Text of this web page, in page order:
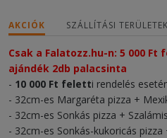
AKCIÓK SZÁLLÍTÁSI TERÜLETEK
Csak a Falatozz.hu-n: 5 000
ajándék 2db palacsinta
- 10 000 Ft feletti rendelés
- 32cm-es Margaréta pizza +
- 32cm-es Sonkás pizza +
- 32cm-es Sonkás-kukoricás pizza